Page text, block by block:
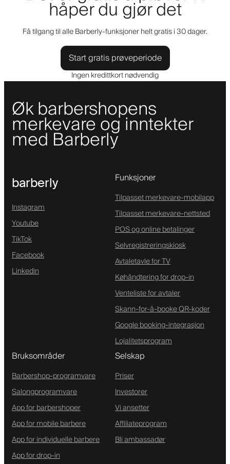
håper du gjør det
Få tilgang til alle Barberly-funksjoner helt gratis i 30 dager.
Start gratis prøveperiode
Ingen kredittkort nødvendig
Øk barbershopens
merkevare og inntekter
med Barberly
barberly
Instagram
Youtube
TikTok
Facebook
Linkedin
Funksjoner
Tilpasset merkevare-mobilapp
Tilpasset merkevare-nettsted
POS og online betalinger
Selvregistreringskiosk
Avtaletavle for TV
Køhåndtering for drop-in
Venteliste for avtaler
Skann-for-å-booke QR-koder
Google booking-integrasjon
Lojalitetsprogram
Bruksområder
Barbershop-programvare
Salongprogramvare
App for barbershoper
App for mobile barbere
App for individuelle barbere
App for drop-in
Selskap
Priser
Investorer
Vi ansetter
Affiliateprogram
Bli ambassadør